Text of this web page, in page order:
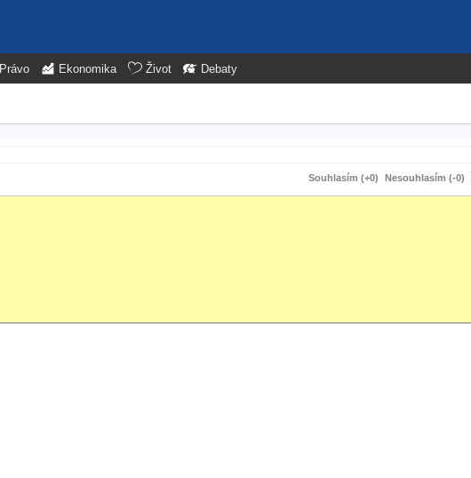
Právo Ekonomika Život Debaty
Souhlasím (+0) Nesouhlasím (-0)